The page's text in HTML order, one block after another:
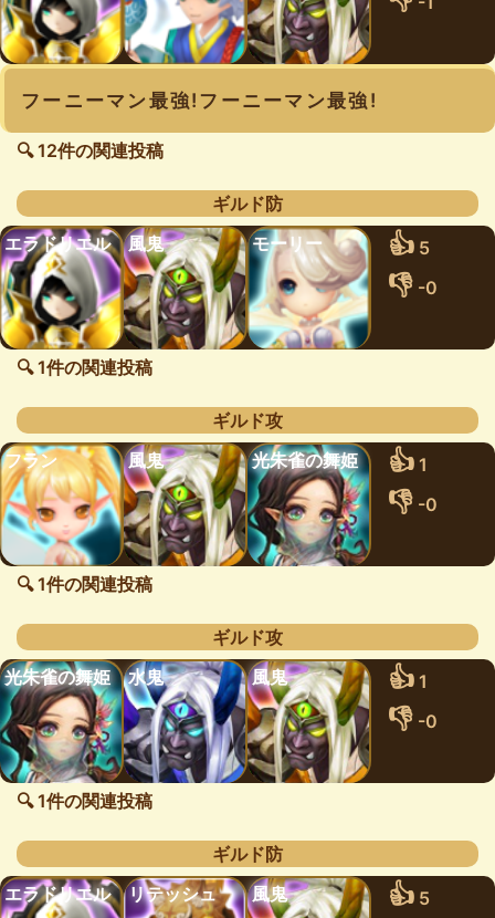
フーニーマン最強!フーニーマン最強!
🔍 12件の関連投稿
ギルド防
エラドリエル
風鬼 モーリー 👍 5
👎 -0
🔍 1件の関連投稿
ギルド攻
フラン
風鬼 光朱雀の舞姫 👍 1
👎 -0
🔍 1件の関連投稿
ギルド攻
光朱雀の舞姫
水鬼 風鬼 👍 1
👎 -0
🔍 1件の関連投稿
ギルド防
エラドリエル
リテッシュ 風鬼 👍 5